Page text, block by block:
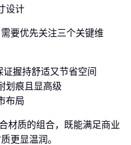
设计
要优先关注三个关键维
握持舒适又节省空间
划痕且显高级
布局
材质的组合，既能满足商业
更显温润。